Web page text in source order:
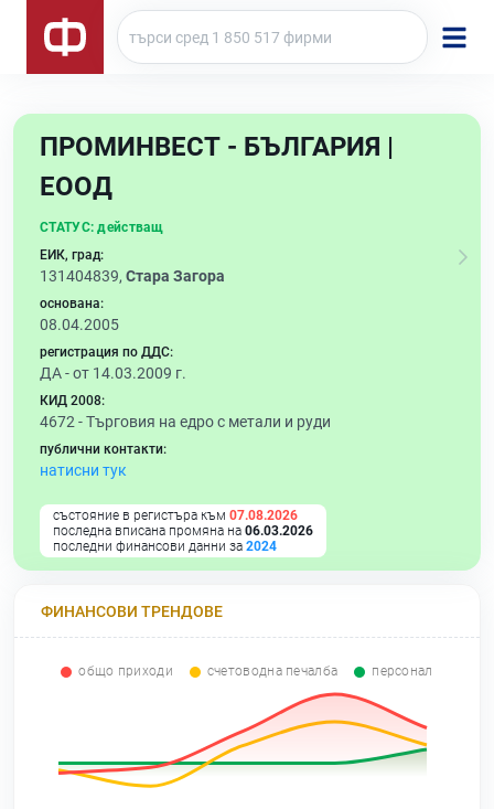
ПРОМИНВЕСТ - БЪЛГАРИЯ |
ЕООД
СТАТУС: действащ
ЕИК, град:
131404839, Стара Загора
основана:
08.04.2005
регистрация по ДДС:
ДА - от 14.03.2009 г.
КИД 2008:
4672 -Търговия на едро с метали и руди
публични контакти:
натисни тук
състояние в регистъра към 07.08.2026
последна вписана промяна на 06.03.2026
последни финансови данни за 2024
ФИНАНСОВИ ТРЕНДОВЕ
общо приходи счетоводна печалба персонал